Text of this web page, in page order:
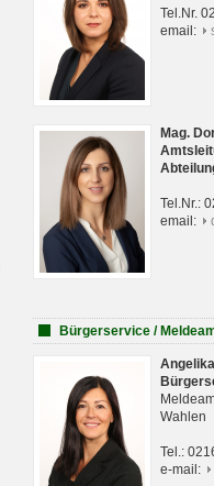
Tel.Nr.
email:
Mag.
Tel.Nr.:
email:
Bürgerservice /
Wahlen
Tel.:
e-mail: